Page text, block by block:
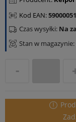
Kod EAN:
Stan w magazynie:
Czas wysyłki: Na